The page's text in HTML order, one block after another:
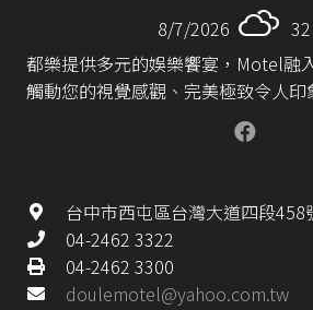
8/7/2026 32
都樂提供多元的娛樂饗宴，Motel融
觸動您的視覺感觀、完美極致令人印
台中市西屯區台灣大道四段458
04-2462 3322
04-2462 3300
doulemotel@yahoo.com.tw